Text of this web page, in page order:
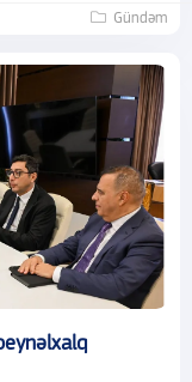
Gündəm